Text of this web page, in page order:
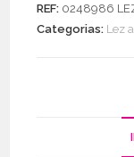
Canelado
REF: 0248986
Categorias: Lez